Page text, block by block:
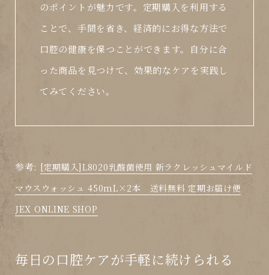
のポイントが魅力です。定期購入を利用する
ことで、手間を省き、経済的にお得な方法で
口腔の健康を保つことができます。自分に合
った商品を見つけて、効果的なケアを実践し
てみてください。
参考: [定期購入]L8020乳酸菌使用 新ラクレッシュマイルド
マウスウォッシュ 450mL×2本 送料無料 定期お届け便
JEX ONLINE SHOP
毎日の口腔ケアが手軽に続けられる